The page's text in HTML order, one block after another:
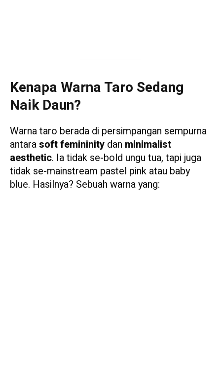
Kenapa Warna Taro Sedang
Naik Daun?
Warna taro berada di persimpangan sempurna
antarasoft femininity dan minimalist
aesthetic. Ia tidak se-bold ungu tua, tapi juga
tidak se-mainstream pastel pink atau baby
blue. Hasilnya? Sebuah warna yang: